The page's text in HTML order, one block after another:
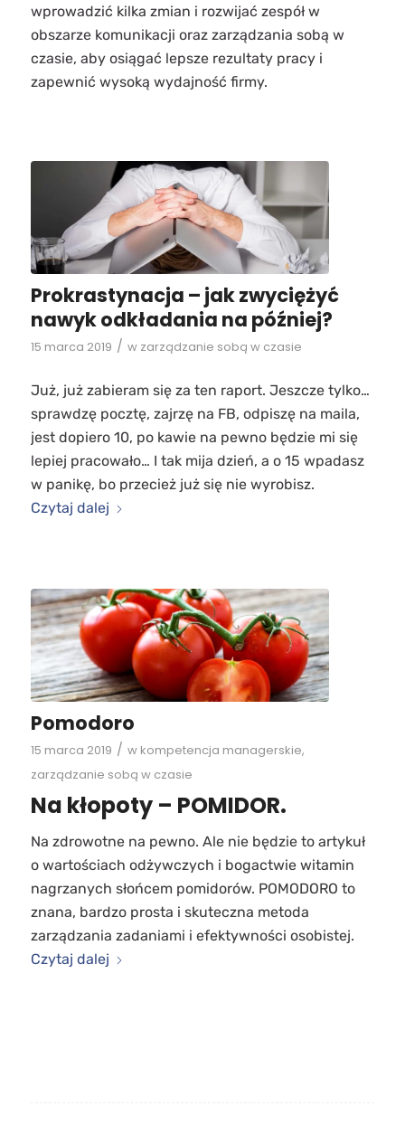
wprowadzić kilka zmian i rozwijać zespół w
obszarze komunikacji oraz zarządzania sobą w
czasie, aby osiągać lepsze rezultaty pracy i
zapewnić wysoką wydajność firmy.
Prokrastynacja – jak zwyciężyć
nawyk odkładania na później?
15 marca 2019 / w zarządzanie sobą w czasie
Już, już zabieram się za ten raport. Jeszcze tylko…
sprawdzę pocztę, zajrzę na FB, odpiszę na maila,
jest dopiero 10, po kawie na pewno będzie mi się
lepiej pracowało… I tak mija dzień, a o 15 wpadasz
w panikę, bo przecież już się nie wyrobisz.
Czytaj dalej
Pomodoro
15 marca 2019 / w kompetencja managerskie,
zarządzanie sobą w czasie
Na kłopoty – POMIDOR.
Na zdrowotne na pewno. Ale nie będzie to artykuł
o wartościach odżywczych i bogactwie witamin
nagrzanych słońcem pomidorów. POMODORO to
znana, bardzo prosta i skuteczna metoda
zarządzania zadaniami i efektywności osobistej.
Czytaj dalej